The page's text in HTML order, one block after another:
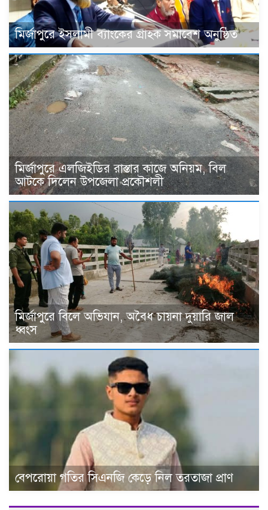
মির্জাপুরে ইসলামী ব্যাংকের গ্রাহক সমাবেশ অনুষ্ঠিত
মির্জাপুরে এলজিইডির রাস্তার কাজে অনিয়ম, বিল
আটকে দিলেন উপজেলা প্রকৌশলী
মির্জাপুরে বিলে অভিযান, অবৈধ চায়না দুয়ারি জাল
ধ্বংস
বেপরোয়া গতির সিএনজি কেড়ে নিল তরতাজা প্রাণ